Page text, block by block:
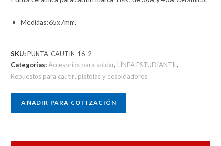
Medidas:65x7mm.
SKU:PUNTA-CAUTIN-16-2
Categorías:Accesorios para soldar, LÍNEA ESTUDIANTIL,
Repuestos para cautín, pistolas y desoldadores
AÑADIR PARA COTIZACIÓN